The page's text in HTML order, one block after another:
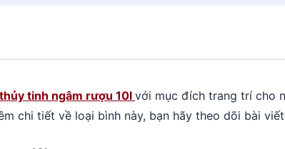
tinh ngâm rượu 10l với mục đích trang trí cho
chi tiết về loại bình này, bạn hãy theo dõi bài